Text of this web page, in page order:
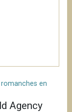
en
Agency